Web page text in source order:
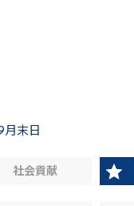
月末日
社会貢献